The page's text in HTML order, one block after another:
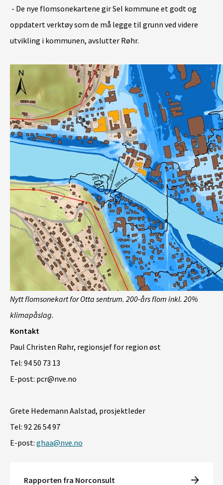
- De nye flomsonekartene gir Sel kommune et godt og
oppdatert verktøy som de må legge til grunn ved videre
utvikling i kommunen, avslutter Røhr.
Nytt flomsonekart for Otta sentrum. 200-års flom inkl. 20%
klimapåslag.
Kontakt
Paul Christen Røhr, regionsjef for region øst
Tel: 94 50 73 13
E-post: pcr@nve.no
Grete Hedemann Aalstad, prosjektleder
Tel: 92 26 54 97
E-post: ghaa@nve.no
Rapporten fra Norconsult